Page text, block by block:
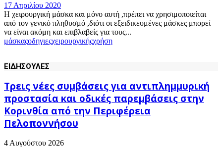
17 Απριλίου 2020
Η χειρουργική μάσκα και μόνο αυτή ,πρέπει να χρησιμοποιείται
από τον γενικό πληθυσμό ,διότι οι εξειδικευμένες μάσκες μπορεί
να είναι ακόμη και επιβλαβείς για τους...
μάσκαςοδηγιεςχειρουργικήςχρήση
ΕΙΔΗΣΟΥΛΕΣ
Τρεις νέες συμβάσεις για αντιπλημμυρική
προστασία και οδικές παρεμβάσεις στην
Κορινθία από την Περιφέρεια
Πελοποννήσου
4 Αυγούστου 2026